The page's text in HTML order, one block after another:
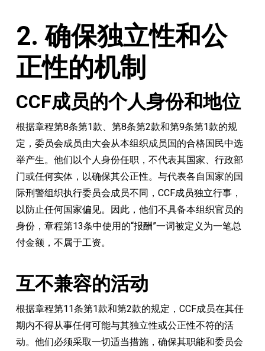
2. 确保独立性和公
正性的机制
CCF成员的个人身份和地位
根据章程第8条第1款、第8条第2款和第9条第1款的规
定，委员会成员由大会从本组织成员国的合格国民中选
举产生。他们以个人身份任职，不代表其国家、行政部
门或任何实体，以确保其公正性。与代表各自国家的国
际刑警组织执行委员会成员不同，CCF成员独立行事，
以防止任何国家偏见。因此，他们不具备本组织官员的
身份，章程第13条中使用的“报酬”一词被定义为一笔总
付金额，不属于工资。
互不兼容的活动
根据章程第11条第1款和第2款的规定，CCF成员在其任
期内不得从事任何可能与其独立性或公正性不符的活
动。他们必须采取一切适当措施，确保其职能和委员会